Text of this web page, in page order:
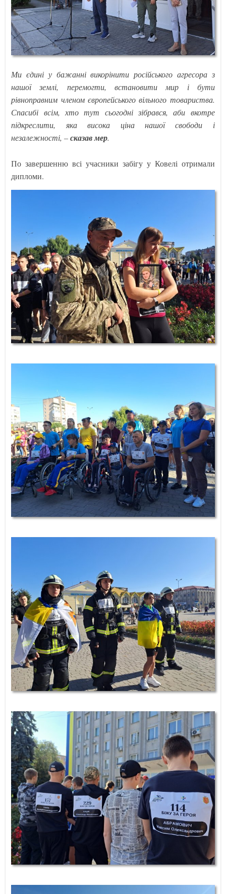
Ми єдині у бажанні викорінити російського агресора з
нашої землі, перемогти, встановити мир і бути
рівноправним членом європейського вільного товариства.
Спасибі всім, хто тут сьогодні зібрався, аби вкотре
підкреслити, яка висока ціна нашої свободи і
незалежності, –сказав мер.
По завершенню всі учасники забігу у Ковелі отримали
дипломи.